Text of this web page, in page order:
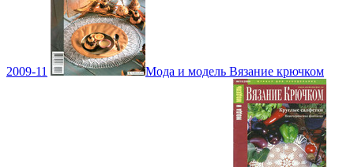
2009-11 Мода и модель Вязание крючком